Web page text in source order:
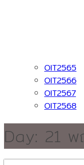
OIT2565
OIT2566
OIT2567
OIT2568
Day: 21